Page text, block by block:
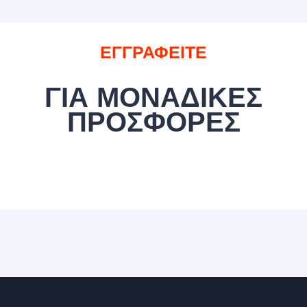
ΕΓΓΡΑΦΕΙΤΕ
ΓΙΑ ΜΟΝΑΔΙΚΕΣ
ΠΡΟΣΦΟΡΕΣ